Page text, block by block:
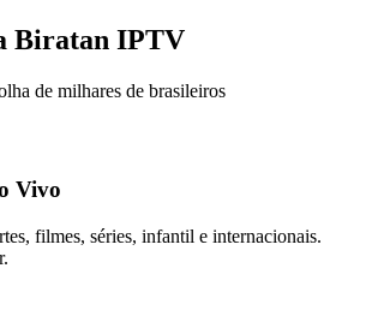
Biratan IPTV
de milhares de brasileiros
Vivo
filmes, séries, infantil e internacionais.